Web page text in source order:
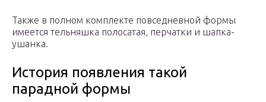
Также в полном комплекте повседневной формы
имеется тельняшка полосатая, перчатки и шапка-
ушанка.
История появления такой
парадной формы